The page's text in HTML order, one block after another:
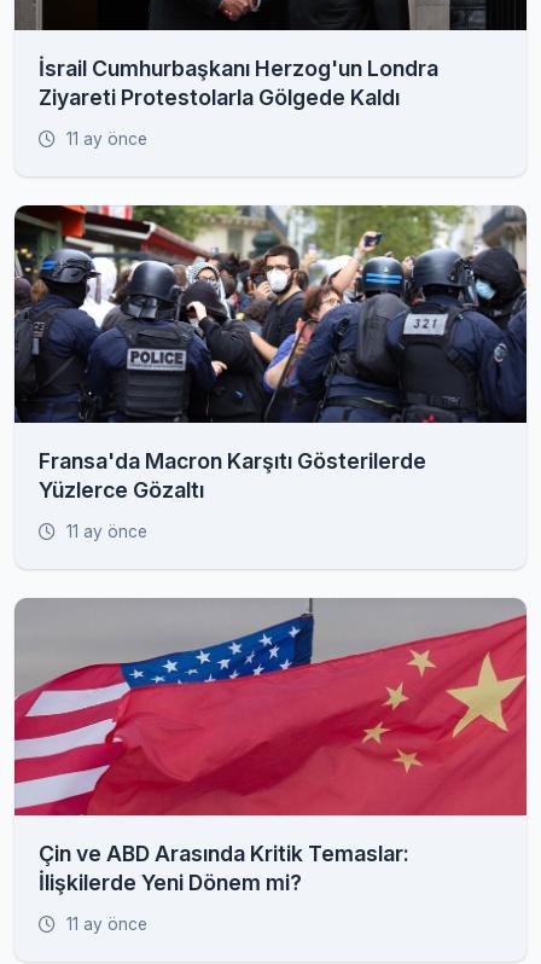
İsrail Cumhurbaşkanı Herzog'un Londra
Ziyareti Protestolarla Gölgede Kaldı
11 ay önce
Fransa'da Macron Karşıtı Gösterilerde
Yüzlerce Gözaltı
11 ay önce
Çin ve ABD Arasında Kritik Temaslar:
İlişkilerde Yeni Dönem mi?
11 ay önce